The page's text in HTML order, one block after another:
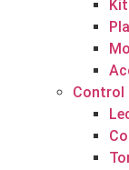
Control